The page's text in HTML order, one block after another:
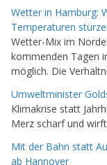
Wetter in Hamburg:
Temperaturen
Wetter-Mix im
kommenden Tagen
möglich. Die
Umweltminister
Klimakrise statt
Merz scharf und
Mit der Bahn statt
ab Hannover